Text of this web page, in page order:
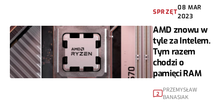
SPRZĘT
08 MAR
2023
AMD znowu w
tyle za Intelem.
Tym razem
chodzi o
pamięci RAM
2
PRZEMYSŁAW
BANASIAK